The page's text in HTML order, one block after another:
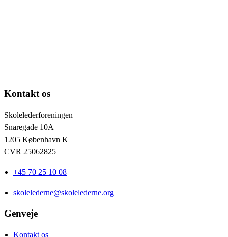
Kontakt os
Skolelederforeningen
Snaregade 10A
1205 København K
CVR 25062825
+45 70 25 10 08
skolelederne@skolelederne.org
Genveje
Kontakt os